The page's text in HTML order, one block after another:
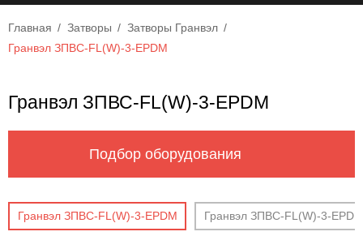
Главная Затворы
Затворы Гранвэл
Гранвэл ЗПВС-FL(W)-3-EPDM
Гранвэл ЗПВС-FL(W)-3-EPDM
Подбор оборудования
Гранвэл ЗПВС-FL(W)-3-EPDM Гранвэл ЗПВС-FL(W)-3-
620000,
Москва,
Калужская,
15,
800-